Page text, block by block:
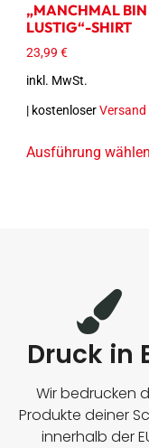
„MANCHMAL
LUSTIG“-SHIRT
23,99 €
inkl. MwSt.
| kostenloserVersand
Ausführung wählen
Druck in
Wir bedrucken
Produkte deiner
innerhalb der